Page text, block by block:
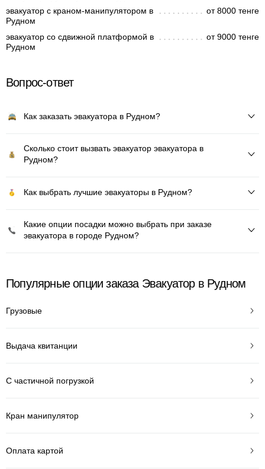
эвакуатор с краном-манипулятором в
Рудном
от 8000 тенге
эвакуатор со сдвижной платформой в
Рудном
от 9000 тенге
Вопрос-ответ
Как заказать эвакуатора в Рудном?
Сколько стоит вызвать эвакуатор эвакуатора в
Рудном?
Как выбрать лучшие эвакуаторы в Рудном?
Какие опции посадки можно выбрать при заказе
эвакуатора в городе Рудном?
Популярные опции заказа Эвакуатор в Рудном
Грузовые
Выдача квитанции
С частичной погрузкой
Кран манипулятор
Оплата картой